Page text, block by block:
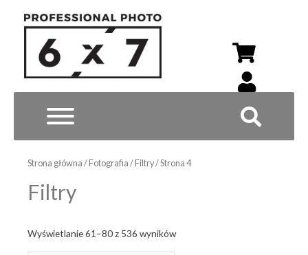
Wyszukiwarka
Strona główna /Fotografia /Filtry/ Strona 4
Filtry
Wyświetlanie 61–80 z 536 wynikówPosortowane